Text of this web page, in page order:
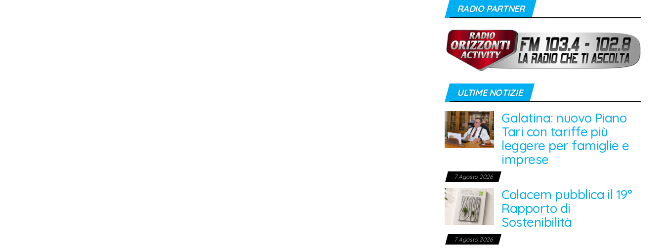
RADIO PARTNER
ULTIME NOTIZIE
Galatina: nuovo Piano
Tari con tariffe più
leggere per famiglie e
imprese
7 Agosto 2026
Colacem pubblica il 19°
Rapporto di
Sostenibilità
7 Agosto 2026